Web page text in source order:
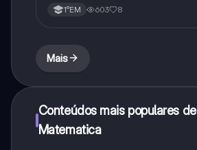
1°EM 603 8
Mais
Conteúdos mais populares de
Matematica